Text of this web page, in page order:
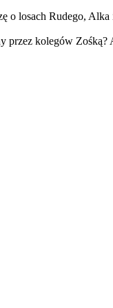
o losach Rudego,
przez kolegów